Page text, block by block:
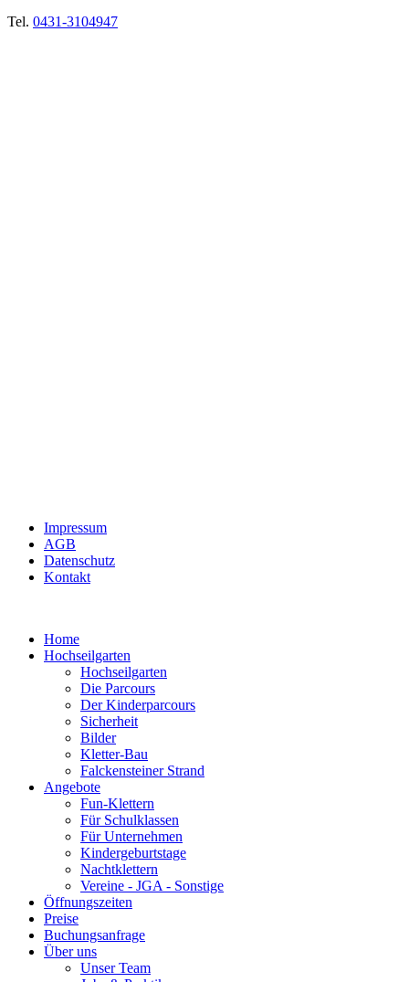
Tel. 0431-3104947
Impressum
AGB
Datenschutz
Kontakt
Home
Hochseilgarten
Hochseilgarten
Die Parcours
Der Kinderparcours
Sicherheit
Bilder
Kletter-Bau
Falckensteiner Strand
Angebote
Fun-Klettern
Für Schulklassen
Für Unternehmen
Kindergeburtstage
Nachtklettern
Vereine - JGA - Sonstige
Öffnungszeiten
Preise
Buchungsanfrage
Über uns
Unser Team